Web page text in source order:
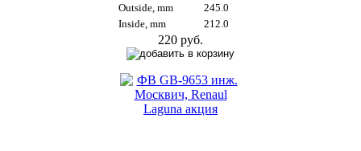
Outside, mm
245.0
Inside, mm
212.0
220 руб.